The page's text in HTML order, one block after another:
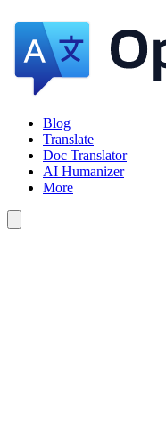
Blog
Translate
Doc Translator
AI Humanizer
More